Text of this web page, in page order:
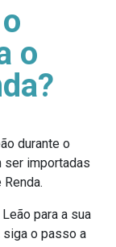
o
durante o
ser importadas
para a sua
siga o passo a